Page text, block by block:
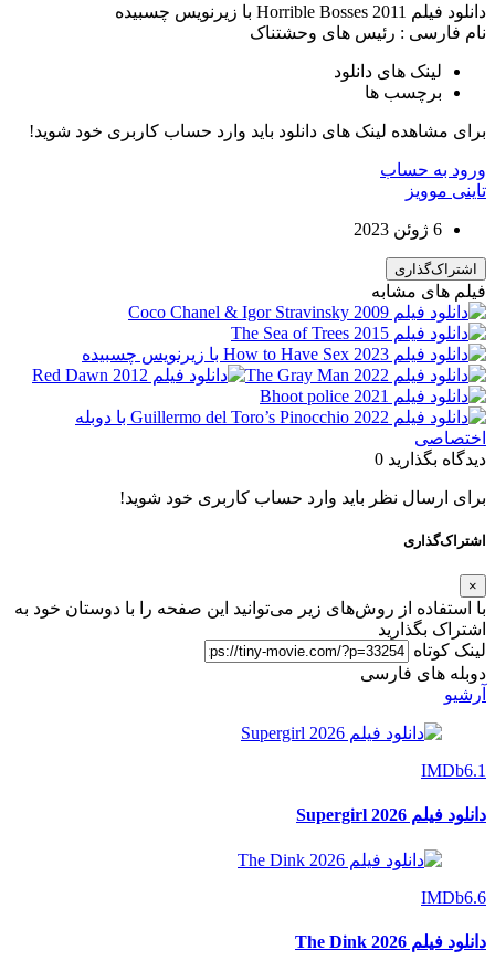
دانلود فیلم Horrible Bosses 2011 با زیرنویس چسبیده
نام فارسی : رئیس های وحشتناک
لینک های دانلود
برچسب ها
برای مشاهده لینک های دانلود باید وارد حساب کاربری خود شوید!
ورود به حساب
تاینی موویز
6 ژوئن 2023
اشتراک‌گذاری
فیلم های مشابه
دیدگاه بگذارید 0
برای ارسال نظر باید وارد حساب کاربری خود شوید!
اشتراک‌گذاری
×
با استفاده از روش‌های زیر می‌توانید این صفحه را با دوستان خود به
اشتراک بگذارید
لینک کوتاه
دوبله های فارسی
آرشیو
IMDb6.1
دانلود فیلم Supergirl 2026
IMDb6.6
دانلود فیلم The Dink 2026